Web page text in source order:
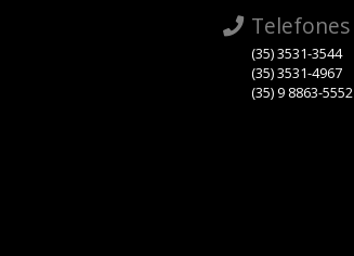
Telefones
(35) 3531-3544
(35) 3531-4967
(35) 9 8863-5552